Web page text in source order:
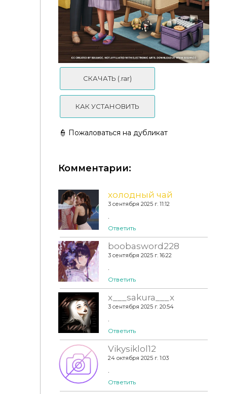
Sixam - Baby on the Way Part 3 - The Nursery is
Ready
СКАЧАТЬ (.rar)
КАК УСТАНОВИТЬ
👮 Пожаловаться на дубликат
Комментарии:
холодный чай
3 сентября 2025 г. 11:12
Ответить
boobasword228
3 сентября 2025 г. 16:22
Ответить
x___sakura___x
3 сентября 2025 г. 20:54
Ответить
Vikysiklol12
24 октября 2025 г. 1:03
Ответить